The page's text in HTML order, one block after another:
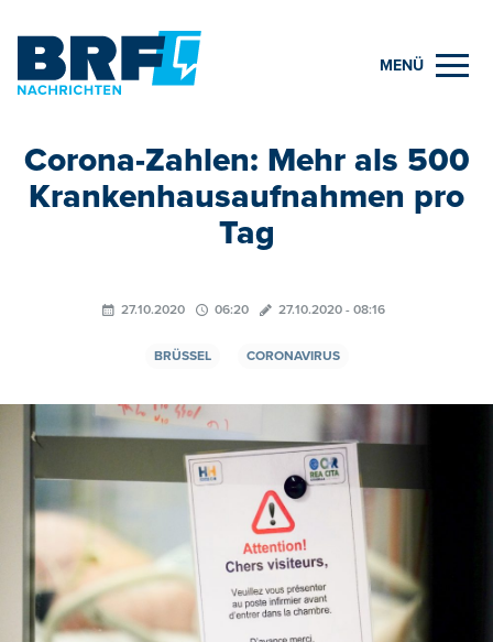
MENÜ
Corona-Zahlen: Mehr als 500
Krankenhausaufnahmen pro
Tag
27.10.2020 06:20 27.10.2020 - 08:16
BRÜSSEL CORONAVIRUS